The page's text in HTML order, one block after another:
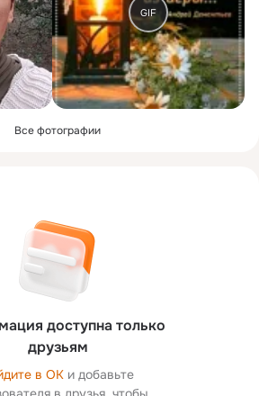
GIF
Все фотографии
доступна только
друзьям
в ОК и добавьте